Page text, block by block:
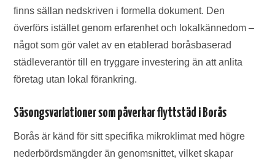
finns sällan nedskriven i formella dokument. Den
överförs istället genom erfarenhet och lokalkännedom –
något som gör valet av en etablerad boråsbaserad
städleverantör till en tryggare investering än att anlita
företag utan lokal förankring.
Säsongsvariationer som påverkar flyttstäd i Borås
Borås är känd för sitt specifika mikroklimat med högre
nederbördsmängder än genomsnittet, vilket skapar